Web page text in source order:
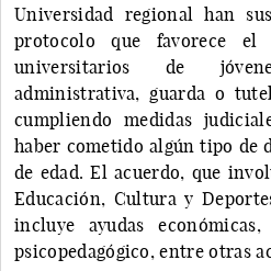
Universidad regional han
protocolo que favorece el
universitarios de
administrativa, guarda o
cumpliendo medidas
haber cometido algún tipo de
de edad. El acuerdo, que
Educación, Cultura y
incluye ayudas
psicopedagógico, entre otras